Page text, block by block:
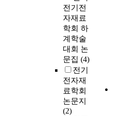
전기전
자재료
학회 하
계학술
대회 논
문집 (4)
전기
전자재
료학회
논문지
(2)